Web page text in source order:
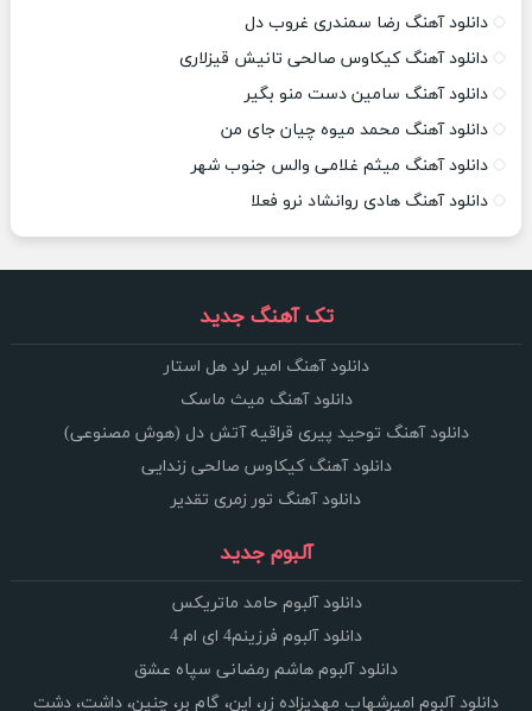
دانلود آهنگ رضا سمندری غروب دل
دانلود آهنگ کیکاوس صالحی تانیش قیزلاری
دانلود آهنگ سامین دست منو بگیر
دانلود آهنگ محمد میوه چیان جای من
دانلود آهنگ میثم غلامی والس جنوب شهر
دانلود آهنگ هادی روانشاد نرو فعلا
تک آهنگ جدید
دانلود آهنگ امیر لرد هل استار
دانلود آهنگ میث ماسک
دانلود آهنگ توحید پیری قراقیه آتش دل (هوش مصنوعی)
دانلود آهنگ کیکاوس صالحی زندایی
دانلود آهنگ تور زمری تقدیر
آلبوم جدید
دانلود آلبوم حامد ماتریکس
دانلود آلبوم فرزینم4 ای ام 4
دانلود آلبوم هاشم رمضانی سپاه عشق
دانلود آلبوم امیرشهاب مهدیزاده زر، این، گام بر، چنین، داشت، دشت